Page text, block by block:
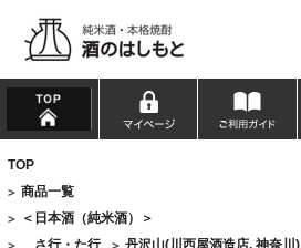
TOP
> 商品一覧
> ＜日本酒（純米酒）＞
さ行・た行 丹沢山(川西屋酒造店, 神奈川)